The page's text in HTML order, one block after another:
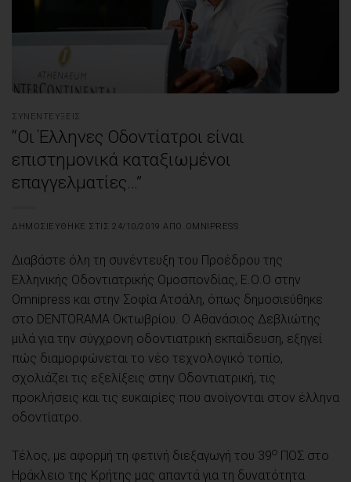
ΣΥΝΕΝΤΕΎΞΕΙΣ
“Οι Έλληνες Οδοντίατροι είναι
επιστημονικά καταξιωμένοι
επαγγελματίες…”
ΔΗΜΟΣΙΕΎΘΗΚΕ ΣΤΙΣ24/10/2019 ΑΠΌ OMNIPRESS
Διαβάστε όλη τη συνέντευξη του Προέδρου της
Ελληνικής Οδοντιατρικής Ομοσπονδίας, Ε.Ο.Ο στην
Οmnipress και στην Σοφία Ατσάλη, όπως δημοσιεύθηκε
στο DENTORAMA Οκτωβρίου. Ο Αθανάσιος Δεβλιώτης
μιλά για την σύγχρονη οδοντιατρική εκπαίδευση, εξηγεί
πώς διαμορφώνεται το νέο τεχνολογικό τοπίο,
σχολιάζει τις εξελίξεις στην Οδοντιατρική, τις
προκλήσεις και τις ευκαιρίες που ανοίγονται στον έλληνα
οδοντίατρο.
Τέλος, με αφορμή τη φετινή διεξαγωγή του 39ο ΠΟΣ στο
Ηράκλειο της Κρήτης μας απαντά για τη δυνατότητα